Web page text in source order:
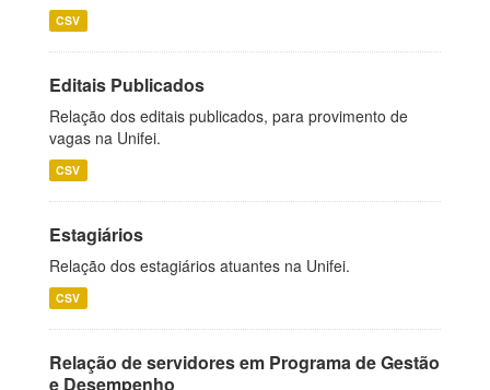
CSV
Editais Publicados
Relação dos editais publicados, para provimento de
vagas na Unifei.
CSV
Estagiários
Relação dos estagiários atuantes na Unifei.
CSV
Relação de servidores em Programa de Gestão
e Desempenho